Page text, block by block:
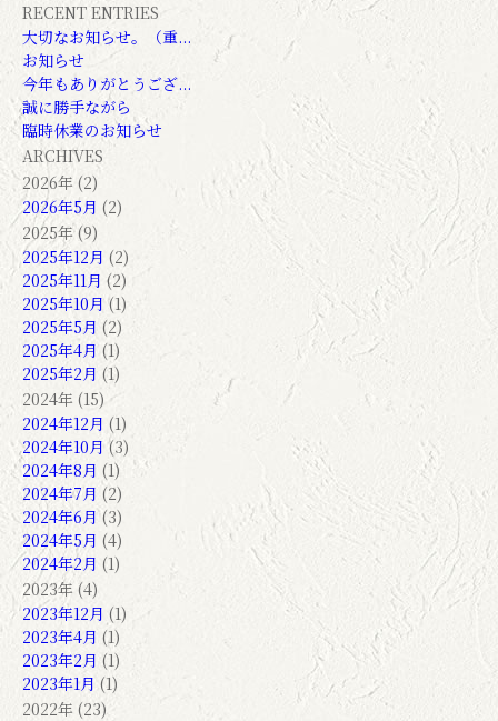
RECENT ENTRIES
大切なお知らせ。（重...
お知らせ
今年もありがとうござ...
誠に勝手ながら
臨時休業のお知らせ
ARCHIVES
2026年 (2)
2026年5月 (2)
2025年 (9)
2025年12月 (2)
2025年11月 (2)
2025年10月(1)
2025年5月 (2)
2025年4月 (1)
2025年2月 (1)
2024年 (15)
2024年12月 (1)
2024年10月 (3)
2024年8月 (1)
2024年7月 (2)
2024年6月(3)
2024年5月 (4)
2024年2月 (1)
2023年 (4)
2023年12月 (1)
2023年4月 (1)
2023年2月 (1)
2023年1月 (1)
2022年 (23)